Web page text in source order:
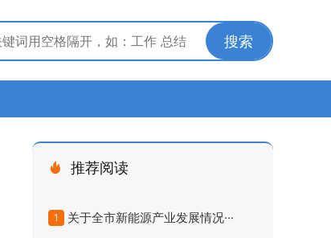
搜索
推荐阅读
1 关于全市新能源产业发展情况···